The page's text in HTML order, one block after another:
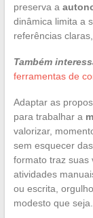
preserva a
dinâmica limita a
referências
Também
ferramentas de
Adaptar as
para trabalhar a
valorizar,
sem esquecer
formato traz suas
atividades
ou escrita,
modesto que seja.